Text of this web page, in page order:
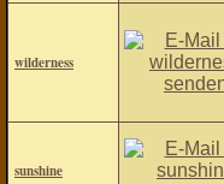
wilderness
sunshine